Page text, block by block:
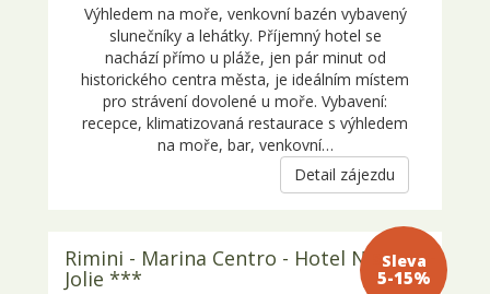
Výhledem na moře, venkovní bazén vybavený
slunečníky a lehátky. Příjemný hotel se
nachází přímo u pláže, jen pár minut od
historického centra města, je ideálním místem
pro strávení dovolené u moře. Vybavení:
recepce, klimatizovaná restaurace s výhledem
na moře, bar, venkovní…
Detail zájezdu
Sleva 5-
15%
Rimini - Marina Centro - Hotel New
Jolie ***